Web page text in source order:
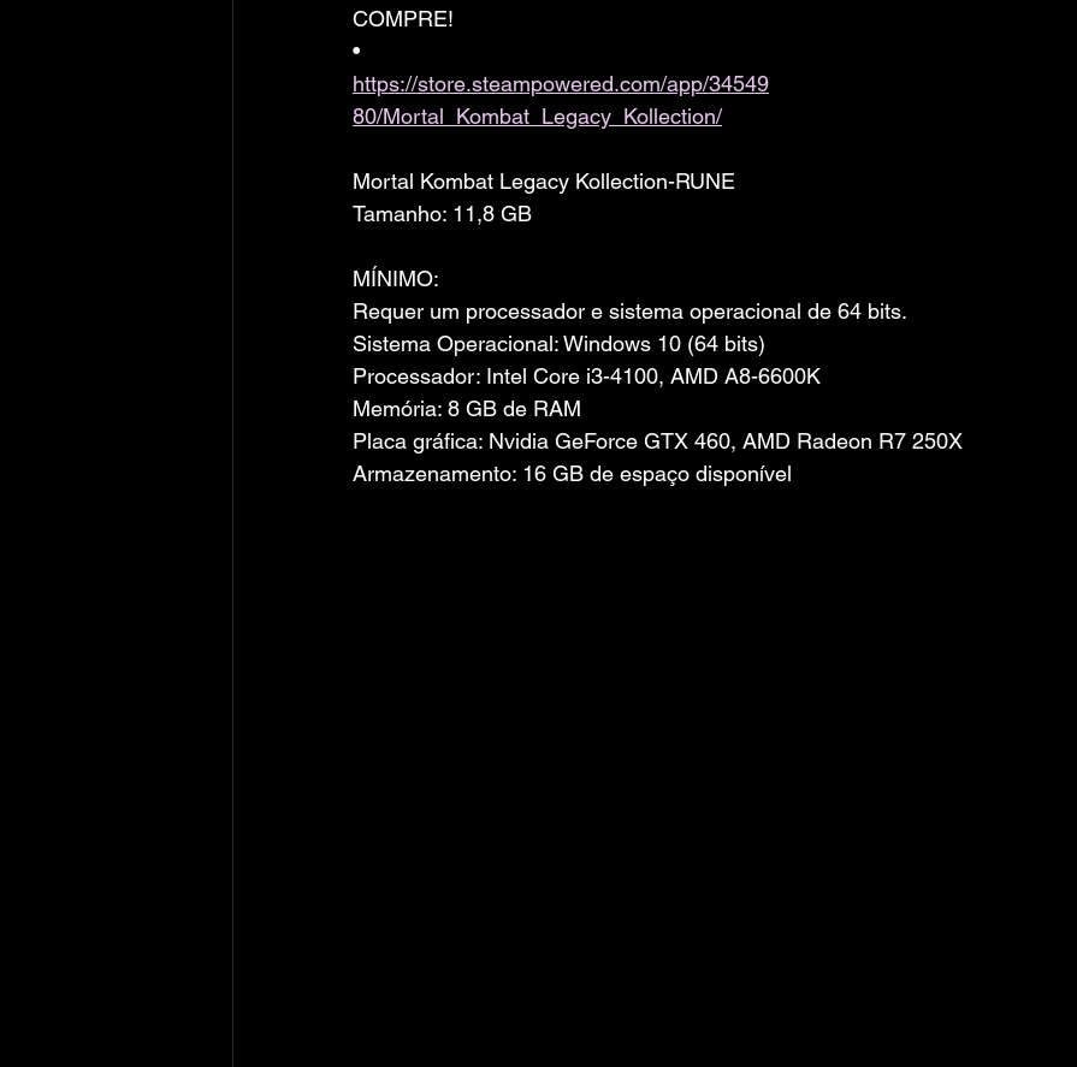
COMPRE!
•
https://store.steampowered.com/app/34549
80/Mortal_Kombat_Legacy_Kollection/
Mortal Kombat Legacy Kollection-RUNE
Tamanho: 11,8 GB
MÍNIMO:
Requer um processador e sistema operacional de 64 bits.
Sistema Operacional: Windows 10 (64 bits)
Processador: Intel Core i3-4100, AMD A8-6600K
Memória: 8 GB de RAM
Placa gráfica: Nvidia GeForce GTX 460, AMD Radeon R7 250X
Armazenamento: 16 GB de espaço disponível